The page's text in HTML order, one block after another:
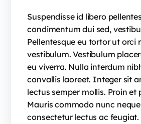
Suspendisse id libero
condimentum dui sed,
Pellentesque eu tortor ut orci
vestibulum. Vestibulum
eu viverra. Nulla interdum
convallis laoreet. Integer sit
lectus semper mollis. Proin et
Mauris commodo nunc
consectetur lectus ac